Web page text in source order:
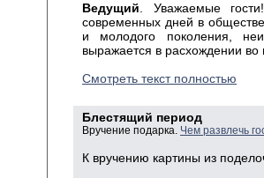
Ведущий . Уважаемые
современных дней в
и молодого поколения,
выражается в расхождении во
Смотреть текст полностью
Блестящий период
Вручение подарка. Чем развлечь
К вручению картины из